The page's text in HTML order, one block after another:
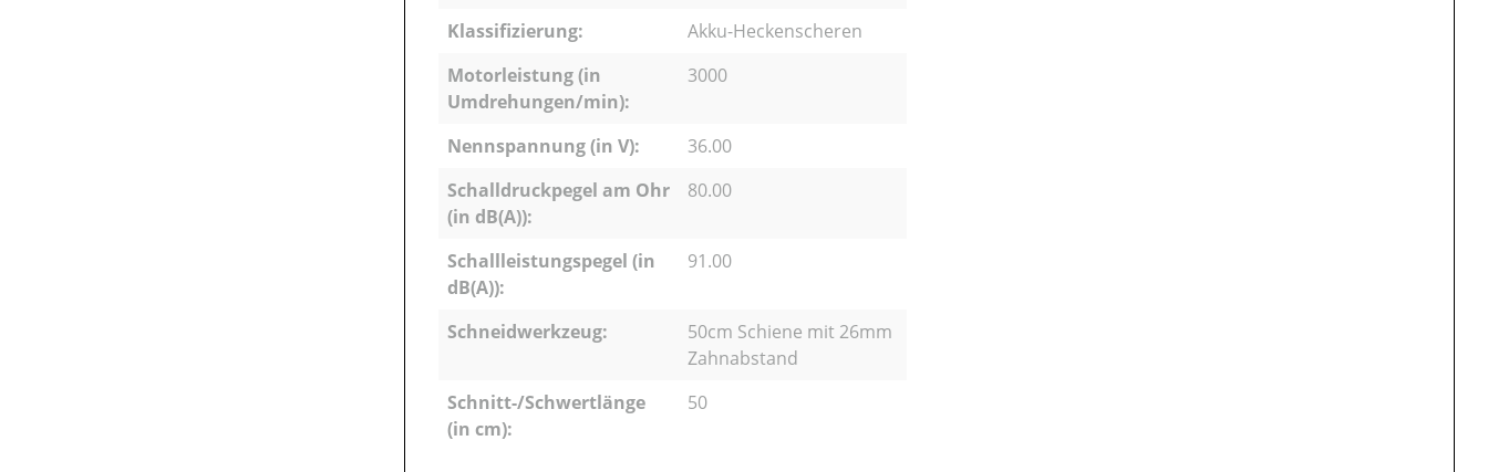
Klassifizierung:
Akku-Heckenscheren
Motorleistung (in
Umdrehungen/min):
3000
Nennspannung (in V):
36.00
Schalldruckpegel am Ohr
(in dB(A)):
80.00
Schallleistungspegel (in
dB(A)):
91.00
Schneidwerkzeug:
50cm Schiene mit 26mm
Zahnabstand
Schnitt-/Schwertlänge
(in cm):
50